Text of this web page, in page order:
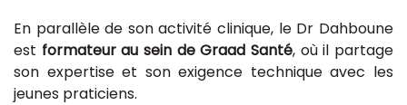
En parallèle de son activité clinique, le Dr Dahboune
est formateur au sein de Graad Santé, où il partage
son expertise et son exigence technique avec les
jeunes praticiens.